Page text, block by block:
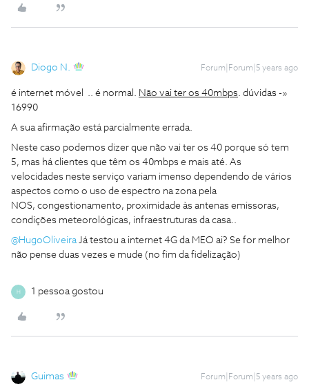
Diogo N. Forum|Forum|5 years ago
é internet móvel .. é normal. Não vai ter os 40mbps. dúvidas -»
16990
A sua afirmação está parcialmente errada.
Neste caso podemos dizer que não vai ter os 40 porque só tem
5, mas há clientes que têm os 40mbps e mais até. As
velocidades neste serviço variam imenso dependendo de vários
aspectos como o uso de espectro na zona pela
NOS, congestionamento, proximidade às antenas emissoras,
condições meteorológicas, infraestruturas da casa..
@HugoOliveiraJá testou a internet 4G da MEO ai? Se for melhor
não pense duas vezes e mude (no fim da fidelização)
1 pessoa gostou
Guimas Forum|Forum|5 years ago